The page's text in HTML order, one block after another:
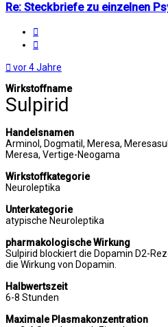
Re: Steckbriefe zu einzelnen
vor 4 Jahre
Wirkstoffname
Sulpirid
Handelsnamen
Arminol, Dogmatil, Meresa,
Meresa, Vertige-Neogama
Wirkstoffkategorie
Neuroleptika
Unterkategorie
atypische Neuroleptika
pharmakologische Wirkung
Sulpirid blockiert die Dopamin D2-
die Wirkung von Dopamin.
Halbwertszeit
6-8 Stunden
Maximale Plasmakonzentration